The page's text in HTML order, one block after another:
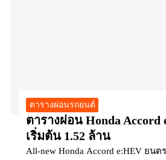
ตารางผ่อนรถยนต์
ตารางผ่อน Honda Accord
เริ่มต้น 1.52 ล้าน
All-new Honda Accord e:HEV ยน